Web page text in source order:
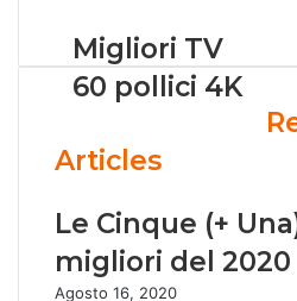
Migliori TV
60 pollici 4K
Articles
Le Cinque (+
migliori del 2020
Agosto 16, 2020